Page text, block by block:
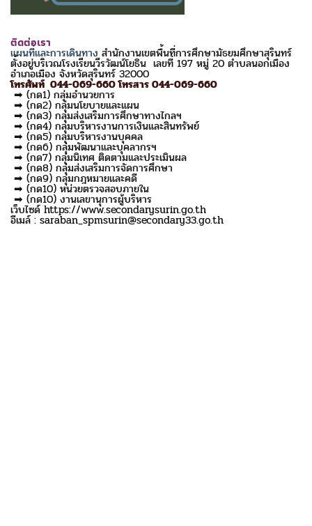
ติดต่อเรา
แผนที่และการเดินทางสำนักงานเขตพื้นที่การศึกษามัธยมศึกษาสุรินทร์
ตั้งอยู่บริเวณโรงเรียนวีรวัฒน์โยธิน เลขที่ 197 หมู่ 20 ตำบลนอกเมือง
อำเภอเมือง จังหวัดสุรินทร์ 32000
โทรศัพท์ 044-069-660 โทรสาร 044-069-660
➡ (กด1) กลุ่มอำนวยการ
➡ (กด2) กลุ่มนโยบายและแผน
➡ (กด3) กลุ่มส่งเสริมการศึกษาทางไกลฯ
➡ (กด4) กลุ่มบริหารงานการเงินและสินทรัพย์
➡ (กด5) กลุ่มบริหารงานบุคคล
➡ (กด6) กลุ่มพัฒนาและบุคลากรฯ
➡ (กด7) กลุ่มนิเทศ ติดตามและประเมินผล
➡ (กด8) กลุ่มส่งเสริมการจัดการศึกษา
➡ (กด9) กลุ่มกฎหมายและคดี
➡ (กด10) หน่วยตรวจสอบภายใน
➡ (กด10) งานเลขานุการผู้บริหาร
เว็บไซด์ https://www.secondarysurin.go.th
อีเมล์ : saraban_spmsurin@secondary33.go.th